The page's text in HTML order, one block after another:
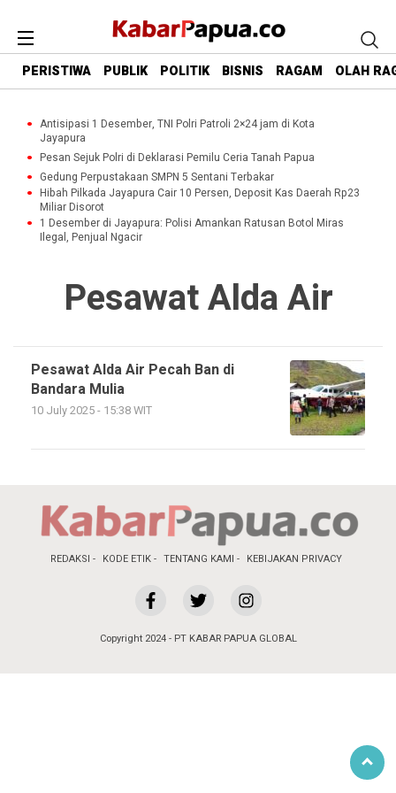
PERISTIWA PUBLIK POLITIK BISNIS RAGAM OLAH
Antisipasi 1 Desember, TNI Polri Patroli 2×24 jam di Kota
Jayapura
Pesan Sejuk Polri di Deklarasi Pemilu Ceria Tanah Papua
Gedung Perpustakaan SMPN 5 Sentani Terbakar
Hibah Pilkada Jayapura Cair 10 Persen, Deposit Kas Daerah Rp23
Miliar Disorot
1 Desember di Jayapura: Polisi Amankan Ratusan Botol Miras
Ilegal, Penjual Ngacir
Pesawat Alda Air
Pesawat Alda Air Pecah Ban di
Bandara Mulia
10 July 2025 - 15:38 WIT
REDAKSI KODE ETIK TENTANG KAMI KEBIJAKAN PRIVACY
Copyright 2024 - PT KABAR PAPUA GLOBAL